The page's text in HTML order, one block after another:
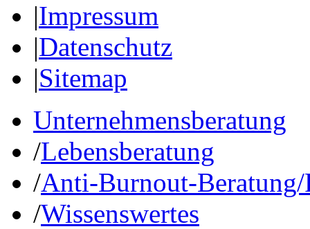
|Impressum
|Datenschutz
|Sitemap
Unternehmensberatung
/Lebensberatung
/Anti-​Burnout-​Beratung/​
/Wissenswertes